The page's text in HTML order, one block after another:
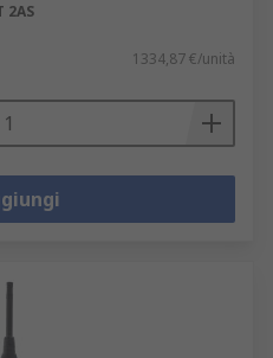
2AS
1334,87 €/unità